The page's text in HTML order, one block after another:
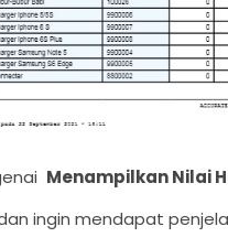
Menampilkan Nilai
ingin mendapat